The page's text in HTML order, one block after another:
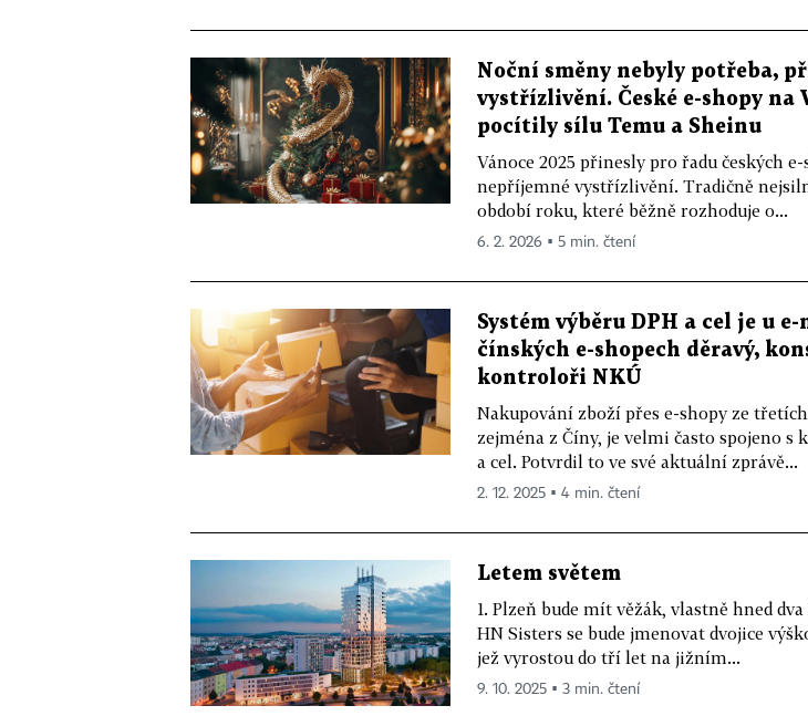
Noční směny nebyly potřeba,
vystřízlivění. České e-shopy na
pocítily sílu Temu a Sheinu
Vánoce 2025 přinesly pro řadu českých
nepříjemné vystřízlivění. Tradičně
období roku, které běžně rozhoduje o...
6. 2. 2026 ▪ 5 min. čtení
Systém výběru DPH a cel je u
čínských e-shopech děravý,
kontroloři NKÚ
Nakupování zboží přes e-shopy ze
zejména z Číny, je velmi často spojeno s
a cel. Potvrdil to ve své aktuální zprávě...
2. 12. 2025 ▪ 4 min. čtení
Letem světem
1. Plzeň bude mít věžák, vlastně hned
HN Sisters se bude jmenovat dvojice
jež vyrostou do tří let na jižním...
9. 10. 2025 ▪ 3 min. čtení